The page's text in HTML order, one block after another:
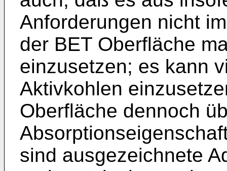
Anforderungen nicht
der BET Oberfläche
einzusetzen; es kann
Aktivkohlen
Oberfläche dennoch
sind ausgezeichnete